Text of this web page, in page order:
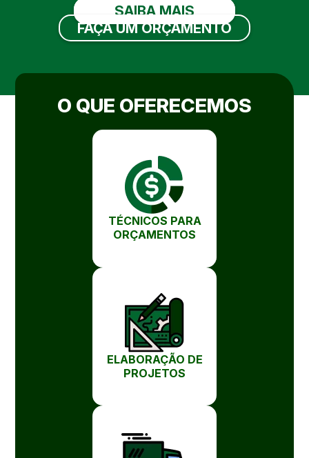
SAIBA MAIS
FAÇA UM ORÇAMENTO
O QUE OFERECEMOS
TÉCNICOS PARA
ORÇAMENTOS
ELABORAÇÃO DE
PROJETOS